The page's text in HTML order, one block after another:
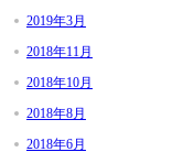
2019年3月
2018年11月
2018年10月
2018年8月
2018年6月